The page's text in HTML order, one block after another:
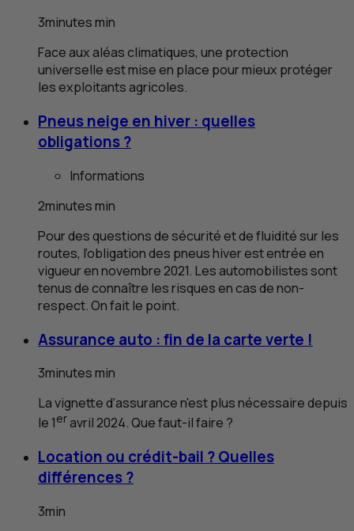
3minutesmin
Face aux aléas climatiques, une protection
universelle est mise en place pour mieux protéger
les exploitants agricoles.
Pneus neige en hiver : quelles
obligations ?
Informations
2minutesmin
Pour des questions de sécurité et de fluidité sur les
routes, l’obligation des pneus hiver est entrée en
vigueur en novembre 2021. Les automobilistes sont
tenus de connaître les risques en cas de non-
respect. On fait le point.
Assurance auto : fin de la carte verte !
3minutesmin
La vignette d’assurance n'est plus nécessaire depuis
le 1eravril 2024. Que faut-il faire ?
Location ou crédit-bail ? Quelles
différences ?
3min